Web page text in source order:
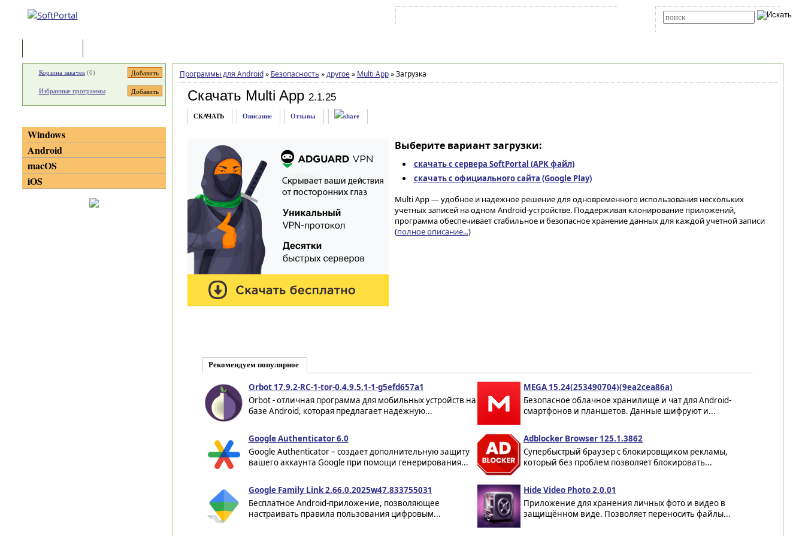
Программы для Android » Безопасность » другое » Multi App »Загрузка
Скачать Multi App 2.1.25
СКАЧАТЬ Описание Отзывы
Выберите вариант загрузки:
скачать с сервера SoftPortal (APK файл)
скачать с официального сайта (Google Play)
Multi App — удобное и надежное решение для одновременного использования нескольких
учетных записей на одном Android-устройстве. Поддерживая клонирование приложений,
программа обеспечивает стабильное и безопасное хранение данных для каждой учетной записи
(полное описание...)
Рекомендуем популярное
Orbot 17.9.2-RC-1-tor-0.4.9.5.1-1-g5efd657a1
Orbot - отличная программа для мобильных устройств на
базе Android, которая предлагает надежную...
MEGA 15.24(253490704)(9ea2cea86a)
Безопасное облачное хранилище и чат для Android-
смартфонов и планшетов. Данные шифруют и...
Google Authenticator 6.0
Google Authenticator – создает дополнительную защиту
вашего аккаунта Google при помощи генерирования...
Adblocker Browser 125.1.3862
Супербыстрый браузер с блокировщиком рекламы,
который без проблем позволяет блокировать...
Google Family Link 2.66.0.2025w47.833755031
Бесплатное Android-приложение, позволяющее
настраивать правила пользования цифровым...
Hide Video Photo 2.0.01
Приложение для хранения личных фото и видео в
защищённом виде. Позволяет переносить файлы...
Корзина закачек(0)
Избранные программы
Windows
Android
macOS
iOS